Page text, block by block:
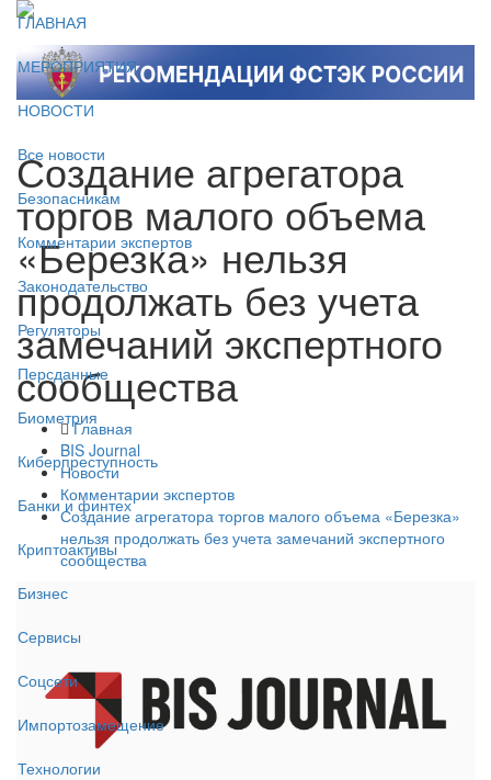
ГЛАВНАЯ
МЕРОПРИЯТИЯ
НОВОСТИ
Все новости
Безопасникам
Комментарии экспертов
Законодательство
Регуляторы
Персданные
Биометрия
Киберпреступность
Банки и финтех
Криптоактивы
Бизнес
Сервисы
Соцсети
Импортозамещение
Технологии
Создание агрегатора
торгов малого объема
«Березка» нельзя
продолжать без учета
замечаний экспертного
сообщества
Главная
BIS Journal
Новости
Комментарии экспертов
Создание агрегатора торгов малого объема «Березка»
нельзя продолжать без учета замечаний экспертного
сообщества